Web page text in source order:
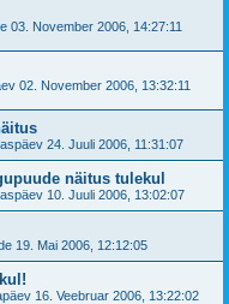
03. November 2006, 14:27:11
02. November 2006, 13:32:11
24. Juuli 2006, 11:31:07
näitus tulekul
10. Juuli 2006, 13:02:07
19. Mai 2006, 12:12:05
16. Veebruar 2006, 13:22:02